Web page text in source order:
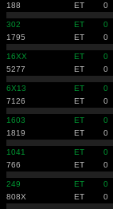
188
ET 0
302 ET 0
1795
ET 0
16XX ET 0
5277
ET 0
6X13 ET 0
7126
ET 0
1603 ET 0
1819
ET 0
1041 ET 0
766
ET 0
249 ET 0
808X
ET 0